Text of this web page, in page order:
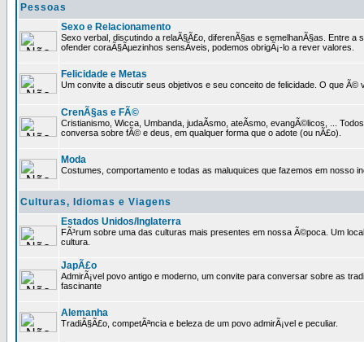
Pessoas
Sexo e Relacionamento
Sexo verbal, discutindo a relaÃ§Ã£o, diferenÃ§as e semelhanÃ§as. Entre a
ofender coraÃ§Ãµezinhos sensÃ­veis, podemos obrigÃ¡-lo a rever valores.
Felicidade e Metas
Um convite a discutir seus objetivos e seu conceito de felicidade. O que Ã©
CrenÃ§as e FÃ©
Cristianismo, Wicca, Umbanda, judaÃ­smo, ateÃ­smo, evangÃ©licos, ...
conversa sobre fÃ© e deus, em qualquer forma que o adote (ou nÃ£o).
Moda
Costumes, comportamento e todas as maluquices que fazemos em nosso
Culturas, Idiomas e Viagens
Estados Unidos/Inglaterra
FÃ³rum sobre uma das culturas mais presentes em nossa Ã©poca. Um
cultura.
JapÃ£o
AdmirÃ¡vel povo antigo e moderno, um convite para conversar sobre as
fascinante
Alemanha
TradiÃ§Ã£o, competÃªncia e beleza de um povo admirÃ¡vel e peculiar.